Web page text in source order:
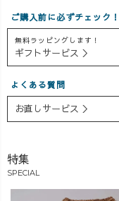
電気が起きにく
いのも、嬉しい
ポイントです✨
上品で大人な印
象を与えるスト
ライプ柄が、オ
フィスカジュア
スタイルアップ
効果があり、ピ
ッタリフィット
ご購入前に必ずチェック！
無料ラッピングします！
ギフトサービス ＞
よくある質問
お直しサービス ＞
特集
SPECIAL